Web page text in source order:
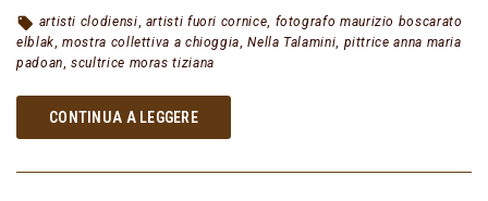
artisti clodiensi, artisti fuori cornice, fotografo maurizio boscarato
elblak,mostra collettiva a chioggia,Nella Talamini, pittrice anna maria
padoan,scultrice moras tiziana
CONTINUA A LEGGERE